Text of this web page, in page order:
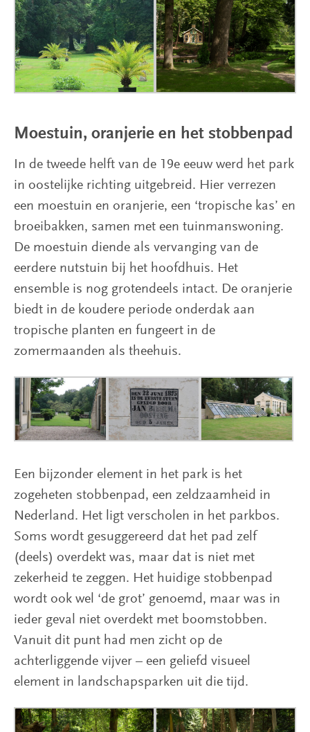
Moestuin, oranjerie en het stobbenpad
In de tweede helft van de 19e eeuw werd het park
in oostelijke richting uitgebreid. Hier verrezen
een moestuin en oranjerie, een ‘tropische kas’ en
broeibakken, samen met een tuinmanswoning.
De moestuin diende als vervanging van de
eerdere nutstuin bij het hoofdhuis. Het
ensemble is nog grotendeels intact. De oranjerie
biedt in de koudere periode onderdak aan
tropische planten en fungeert in de
zomermaanden als theehuis.
Een bijzonder element in het park is het
zogeheten stobbenpad, een zeldzaamheid in
Nederland. Het ligt verscholen in het parkbos.
Soms wordt gesuggereerd dat het pad zelf
(deels) overdekt was, maar dat is niet met
zekerheid te zeggen. Het huidige stobbenpad
wordt ook wel ‘de grot’ genoemd, maar was in
ieder geval niet overdekt met boomstobben.
Vanuit dit punt had men zicht op de
achterliggende vijver – een geliefd visueel
element in landschapsparken uit die tijd.